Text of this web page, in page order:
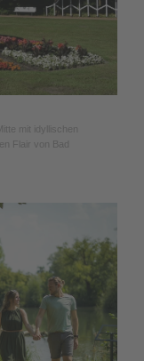
mit idyllischen
Flair von Bad